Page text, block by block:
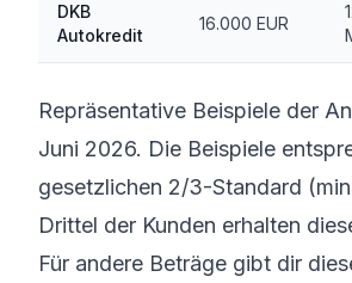
DKB
Autokredit
16.000 EUR
Repräsentative Beispiele der
Juni 2026. Die Beispiele
gesetzlichen 2/3-Standard
Drittel der Kunden erhalten
Für andere Beträge gibt dir